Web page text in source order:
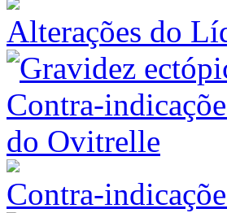
Alterações do
Contra-